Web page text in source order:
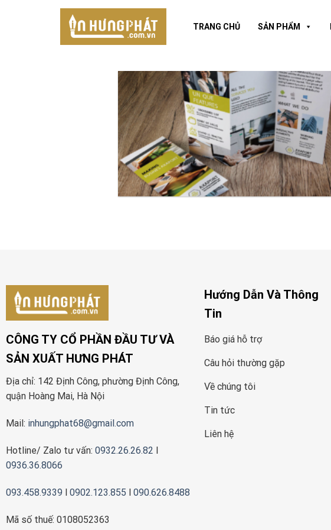
TRANG CHỦ SẢN PHẨM
CÔNG TY CỔ PHẦN ĐẦU TƯ VÀ
SẢN XUẤT HƯNG PHÁT
Địa chỉ: 142 Định Công, phường Định Công,
quận Hoàng Mai, Hà Nội
Mail: inhungphat68@gmail.com
Hotline/ Zalo tư vấn: 0932.26.26.82 l
0936.36.8066
093.458.9339 l 0902.123.855 l 090.626.8488
Mã số thuế: 0108052363
Hướng Dẫn Và Thông
Tin
Báo giá hỗ trợ
Câu hỏi thường gặp
Về chúng tôi
Tin tức
Liên hệ